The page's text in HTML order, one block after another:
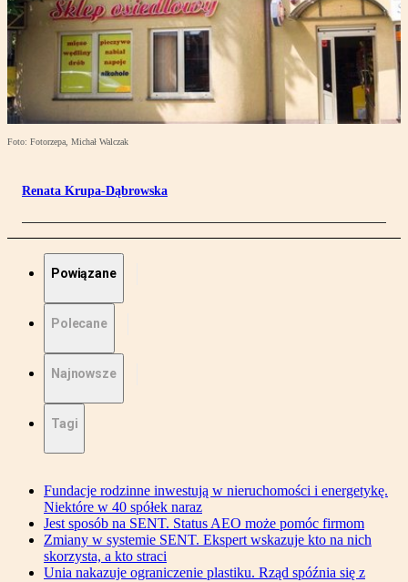
Foto: Fotorzepa, Michał Walczak
Renata Krupa-Dąbrowska
Powiązane
Polecane
Najnowsze
Tagi
Fundacje rodzinne inwestują w nieruchomości i energetykę.
Niektóre w 40 spółek naraz
Jest sposób na SENT. Status AEO może pomóc firmom
Zmiany w systemie SENT. Ekspert wskazuje kto na nich
skorzysta, a kto straci
Unia nakazuje ograniczenie plastiku. Rząd spóźnia się z